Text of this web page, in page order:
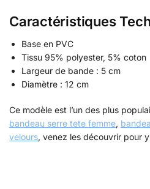
Caractéristiques
Base en PVC
Tissu 95% polyester, 5% coton
Largeur de bande : 5 cm
Diamètre : 12 cm
Ce modèle est l’un des plus
bandeau serre tete femme,
velours, venez les découvrir pour